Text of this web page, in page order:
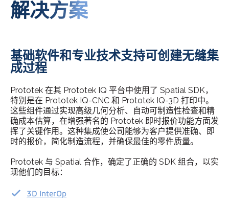
解决方案
基础软件和专业技术支持可创建无缝集
成过程
Prototek 在其 Prototek IQ 平台中使用了 Spatial SDK，
特别是在 Prototek IQ-CNC 和 Prototek IQ-3D 打印中。
这些组件通过实现高级几何分析、自动可制造性检查和精
确成本估算，在增强著名的 Prototek 即时报价功能方面发
挥了关键作用。这种集成使公司能够为客户提供准确、即
时的报价，简化制造流程，并确保最佳的零件质量。
Prototek 与 Spatial 合作，确定了正确的 SDK 组合，以实
现他们的目标：
3D InterOp